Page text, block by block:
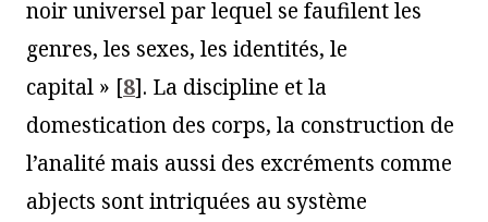
noir universel par lequel se faufilent les
genres, les sexes, les identités, le
capital » [8]. La discipline et la
domestication des corps, la construction de
l’analité mais aussi des excréments comme
abjects sont intriquées au système